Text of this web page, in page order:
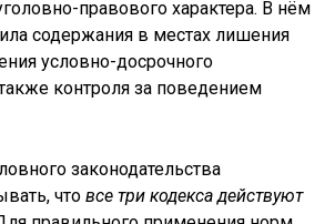
правового характера. В нём
содержания в местах лишения
условно-досрочного
контроля за поведением
законодательства
чтовсе три кодекса действуют